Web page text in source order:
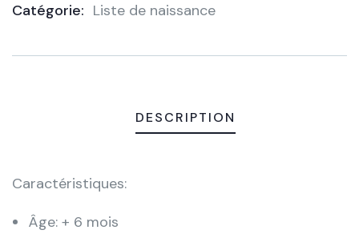
Catégorie: Liste de naissance
DESCRIPTION
Caractéristiques:
Âge: + 6 mois